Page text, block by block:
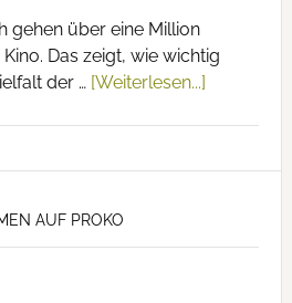
gehen über eine Million
Das zeigt, wie wichtig
der … [Weiterlesen...]
AUF PROKO